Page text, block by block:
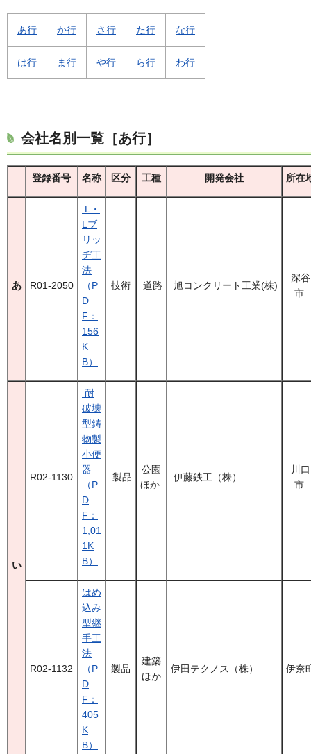
あ行 か行 さ行 た行 な行
は行 ま行 や行 ら行 わ行
会社名別一覧［あ行］
登録番号 名称 区分 工種 開発会社 所在
あ R01-2050
L・
Lブ
リッ
ヂ工
法
（P
D
F：
156
K
B）
技術 道路 旭コンクリート工業(株)
深谷
市
い
R02-1130
耐
破壊
型鋳
物製
小便
器
（P
D
F：
1,01
1K
B）
製品
公園
ほか
伊藤鉄工（株）
川口
市
R02-1132
はめ
込み
型継
手工
法
（P
D
F：
405
K
B）
製品
建築
ほか
伊田テクノス（株） 伊奈